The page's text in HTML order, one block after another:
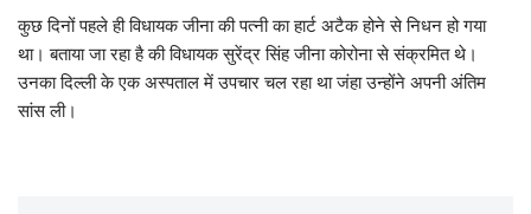
कुछ दिनों पहले ही विधायक जीना की पत्नी का हार्ट अटैक होने से निधन हो गया
था। बताया जा रहा है की विधायक सुरेंद्र सिंह जीना कोरोना से संक्रमित थे।
उनका दिल्ली के एक अस्पताल में उपचार चल रहा था जंहा उन्होंने अपनी अंतिम
सांस ली।